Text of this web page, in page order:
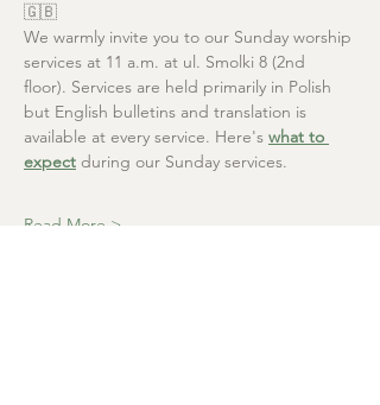
🇬🇧
We warmly invite you to our Sunday worship
services at 11 a.m. at ul. Smolki 8 (2nd
floor). Services are held primarily in Polish
but English bulletins and translation is
available at every service. Here's what to
expect during our Sunday services.
Read More >